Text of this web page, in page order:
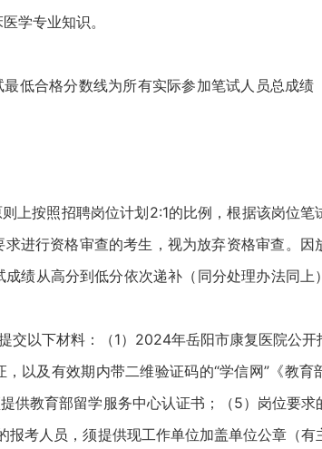
学专业知识。
合格分数线为所有实际参加笔试人员总成绩
按照招聘岗位计划2:1的比例，根据该岗位笔
进行资格审查的考生，视为放弃资格审查。因
绩从高分到低分依次递补（同分处理办法同上
以下材料：（1）2024年岳阳市康复医院公开
以及有效期内带二维验证码的“学信网”《教育
教育部留学服务中心认证书；（5）岗位要求
考人员，须提供现工作单位加盖单位公章（有